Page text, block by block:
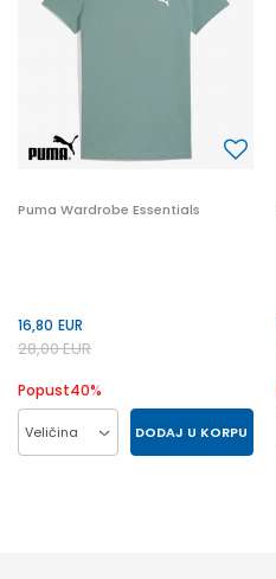
Puma Wardrobe Essentials
16,80 EUR
28,00EUR
Popust40%
Veličina DODAJ U KORPU